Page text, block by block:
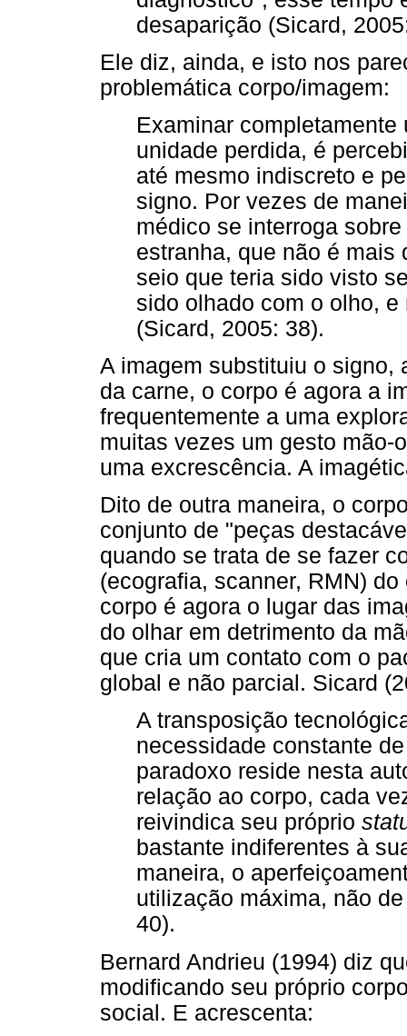
desaparição (Sicard,
Ele diz, ainda, e isto nos
problemática corpo/imagem:
Examinar
unidade perdida, é
até mesmo indiscreto e
signo. Por vezes de
médico se interroga
estranha, que não é mais
seio que teria sido visto
sido olhado com o olho,
(Sicard, 2005: 38).
A imagem substituiu o signo,
da carne, o corpo é agora a
frequentemente a uma
muitas vezes um gesto mão-
uma excrescência. A
Dito de outra maneira, o
conjunto de "peças
quando se trata de se fazer
(ecografia, scanner, RMN)
corpo é agora o lugar das
do olhar em detrimento da
que cria um contato com o
global e não parcial. Sicard
A transposição
necessidade constante
paradoxo reside nesta
relação ao corpo, cada
reivindica seu próprio
bastante indiferentes à
maneira, o
utilização máxima, não
40).
Bernard Andrieu (1994) diz
modificando seu próprio
social. E acrescenta: